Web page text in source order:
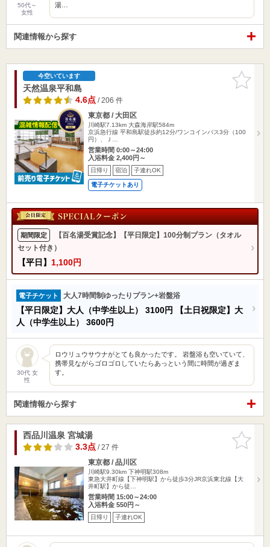
50代～
女性
湯…
関連情報から探す
お気に入
りに追加
今空いています
天然温泉平和島
4.6点/ 206 件
東京都 / 大田区
川崎駅7.13km 大森海岸駅584m
京浜急行線 平和島駅徒歩約12分/ワンコインバス3分（100
円）、Ｊ…
営業時間 0:00～24:00
入浴料金 2,400円～
日帰り 宿泊 子連れOK
電子チケットあり
期間限定
【百名湯受賞記念】【平日限定】100分制プラン（タオル
セット付き）
【平日】 1,100円
電子チケット 大人7時間制ゆったりプラン+岩盤浴
【平日限定】大人（中学生以上） 3100円
【土日祝限定】大
人（中学生以上） 3600円
30代 女
性
ロウリュウサウナがとても良かったです。 岩盤浴も空いていて、
携帯見ながらゴロゴロしていたらあっという間に時間が過ぎま
す。
関連情報から探す
お気に入
りに追加
西品川温泉 宮城湯
3.3点/ 27 件
東京都 / 品川区
川崎駅9.30km 下神明駅308m
東急大井町線【下神明駅】から徒歩3分JR京浜東北線【大
井町駅】から徒…
営業時間 15:00～24:00
入浴料金 550円～
日帰り 子連れOK